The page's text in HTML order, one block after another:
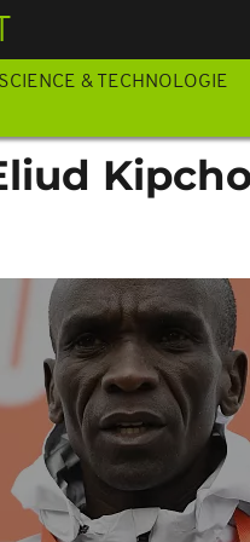
SCIENCE & TECHNOLOGIE